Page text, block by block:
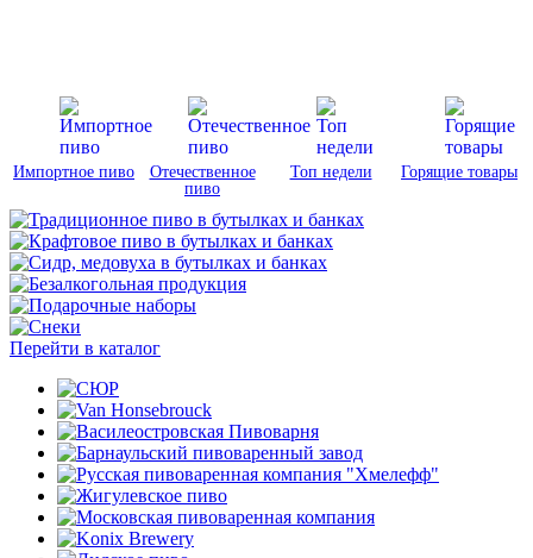
Импортное пиво
Отечественное
пиво
Топ недели Горящие товары
Перейти в каталог